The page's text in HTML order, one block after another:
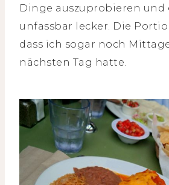
Dinge auszuprobieren und
unfassbar lecker. Die
dass ich sogar noch
nächsten Tag hatte.